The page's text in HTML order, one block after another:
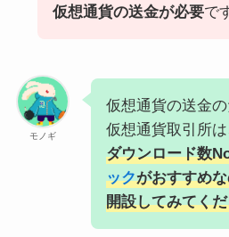
仮想通貨の送金が必要で
モノギ
仮想通貨の送金
仮想通貨取引所は
ダウンロード数
ックがおすすめ
開設してみてく